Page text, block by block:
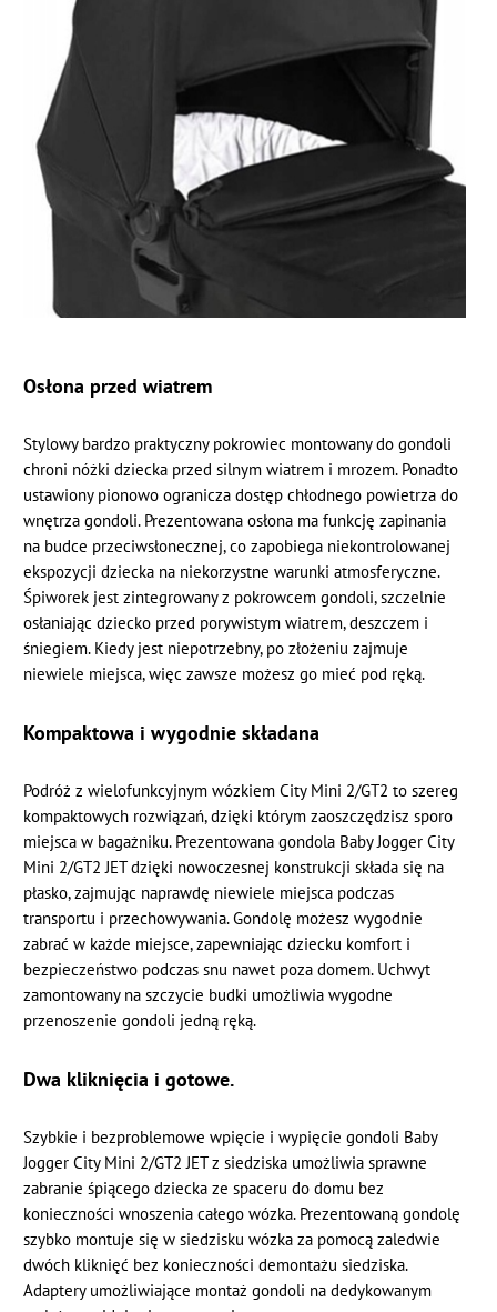
Osłona przed wiatrem
Stylowy bardzo praktyczny pokrowiec montowany do gondoli
chroni nóżki dziecka przed silnym wiatrem i mrozem. Ponadto
ustawiony pionowo ogranicza dostęp chłodnego powietrza do
wnętrza gondoli. Prezentowana osłona ma funkcję zapinania
na budce przeciwsłonecznej, co zapobiega niekontrolowanej
ekspozycji dziecka na niekorzystne warunki atmosferyczne.
Śpiworek jest zintegrowany z pokrowcem gondoli, szczelnie
osłaniając dziecko przed porywistym wiatrem, deszczem i
śniegiem. Kiedy jest niepotrzebny, po złożeniu zajmuje
niewiele miejsca, więc zawsze możesz go mieć pod ręką.
Kompaktowa i wygodnie składana
Podróż z wielofunkcyjnym wózkiem City Mini 2/GT2 to szereg
kompaktowych rozwiązań, dzięki którym zaoszczędzisz sporo
miejsca w bagażniku. Prezentowana gondola Baby Jogger City
Mini 2/GT2 JET dzięki nowoczesnej konstrukcji składa się na
płasko, zajmując naprawdę niewiele miejsca podczas
transportu i przechowywania. Gondolę możesz wygodnie
zabrać w każde miejsce, zapewniając dziecku komfort i
bezpieczeństwo podczas snu nawet poza domem. Uchwyt
zamontowany na szczycie budki umożliwia wygodne
przenoszenie gondoli jedną ręką.
Dwa kliknięcia i gotowe.
Szybkie i bezproblemowe wpięcie i wypięcie gondoli Baby
Jogger City Mini 2/GT2 JET z siedziska umożliwia sprawne
zabranie śpiącego dziecka ze spaceru do domu bez
konieczności wnoszenia całego wózka. Prezentowaną gondolę
szybko montuje się w siedzisku wózka za pomocą zaledwie
dwóch kliknięć bez konieczności demontażu siedziska.
Adaptery umożliwiające montaż gondoli na dedykowanym